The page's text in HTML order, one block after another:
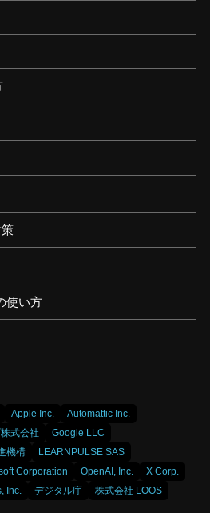
使い方
Apple Inc.
Automattic Inc.
式会社
Google LLC
機構
LEARNPULSE SAS
Corporation OpenAI, Inc.
X Corp.
Inc.
デジタル庁 株式会社 LOOS